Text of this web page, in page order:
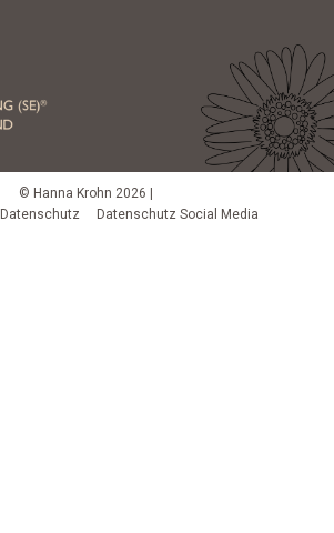
© Hanna Krohn 2026 |
Datenschutz Datenschutz Social Media